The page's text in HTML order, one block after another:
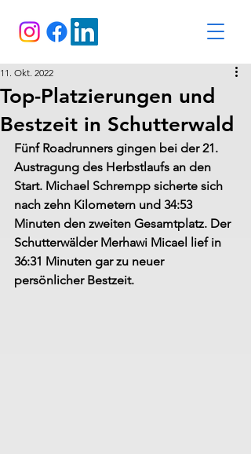
Top-Platzierungen und
Bestzeit in Schutterwald
11. Okt. 2022
Fünf Roadrunners gingen bei der 21.
Austragung des Herbstlaufs an den
Start. Michael Schrempp sicherte sich
nach zehn Kilometern und 34:53
Minuten den zweiten Gesamtplatz. Der
Schutterwälder Merhawi Micael lief in
36:31 Minuten gar zu neuer
persönlicher Bestzeit.